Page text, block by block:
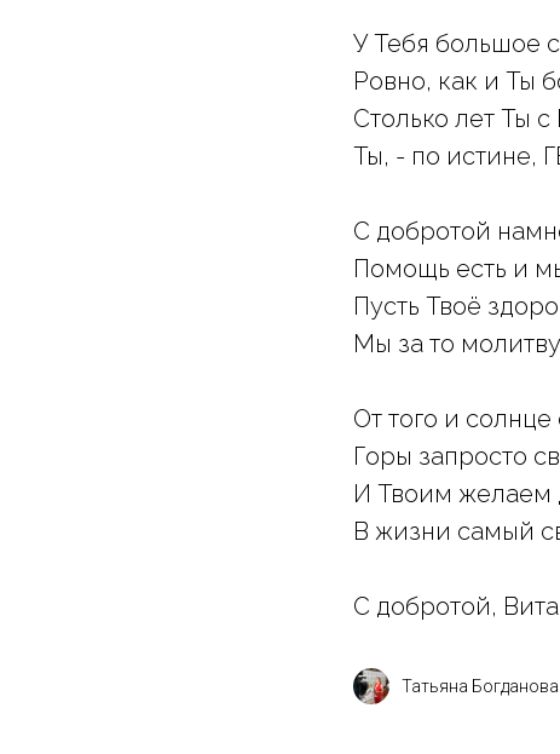
У Тебя большое
Ровно, как и Ты
Столько лет Ты с
Ты, - по истине,
С добротой
Помощь есть и
Пусть Твоё
Мы за то
От того и солнце
Горы запросто
И Твоим желаем
В жизни самый
С добротой,
Татьяна Богданова